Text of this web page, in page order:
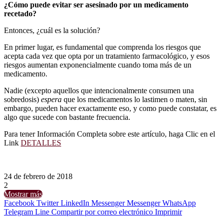
¿Cómo puede evitar ser asesinado por un medicamento
recetado?
Entonces, ¿cuál es la solución?
En primer lugar, es fundamental que comprenda los riesgos que
acepta cada vez que opta por un tratamiento farmacológico, y esos
riesgos aumentan exponencialmente cuando toma más de un
medicamento.
Nadie (excepto aquellos que intencionalmente consumen una
sobredosis) espera que los medicamentos lo lastimen o maten, sin
embargo, pueden hacer exactamente eso, y como puede constatar, es
algo que sucede con bastante frecuencia.
Para tener Información Completa sobre este artículo, haga Clic en el
Link DETALLES
24 de febrero de 2018
2
Mostrar más
Facebook Twitter LinkedIn Messenger Messenger WhatsApp
Telegram Line Compartir por correo electrónico Imprimir